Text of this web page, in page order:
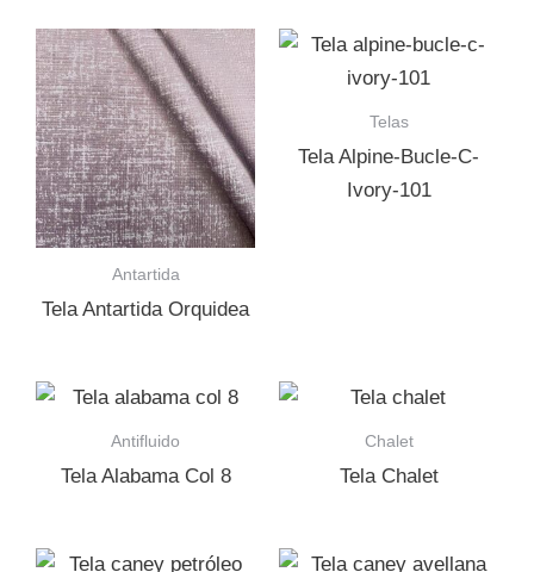
Antartida
Tela Antartida Orquidea
Telas
Tela Alpine-Bucle-C-
Ivory-101
Antifluido
Tela Alabama Col 8
Chalet
Tela Chalet